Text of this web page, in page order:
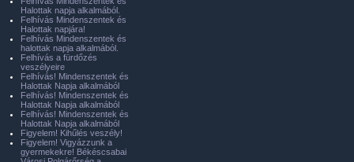
Halottak napja alkalmából.
Felhívás Mindenszentek és
Halottak napjára!
Felhívás Mindenszentek és
halottak napja alkalmából.
Felhívás a fürdőzés
veszélyeire
Felhívás! Mindenszentek és
Halottak Napja alkalmából
Felhívás! Mindenszentek és
Halottak Napja alkalmából
Felhívás! Mindenszentek és
Halottak Napja alkalmából
Figyelem! Kihűlés veszély!
Figyelem! Vigyázzunk a
gyermekekre! Békéscsabai